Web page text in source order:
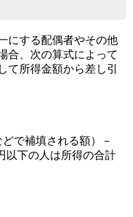
にする配偶者やその他
合、次の算式によって
て所得金額から差し引
で補填される額）－
以下の人は所得の合計